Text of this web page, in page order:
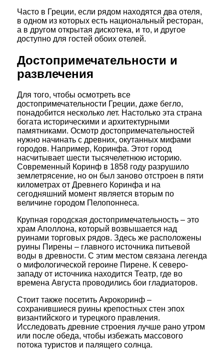
Часто в Греции, если рядом находятся два отеля,
в одном из которых есть национальный ресторан,
а в другом открытая дискотека, и то, и другое
доступно для гостей обоих отелей.
Достопримечательности и
развлечения
Для того, чтобы осмотреть все
достопримечательности Греции, даже бегло,
понадобится несколько лет. Настолько эта страна
богата историческими и архитектурными
памятниками. Осмотр достопримечательностей
нужно начинать с древних, окутанных мифами
городов. Например, Коринфа. Этот город
насчитывает шести тысячелетнюю историю.
Современный Коринф в 1858 году разрушило
землетрясение, но он был заново отстроен в пяти
километрах от Древнего Коринфа и на
сегодняшний момент является вторым по
величине городом Пелопоннеса.
Крупная городская достопримечательность – это
храм Аполлона, который возвышается над
руинами торговых рядов. Здесь же расположены
руины Пирены – главного источника питьевой
воды в древности. С этим местом связана легенда
о мифологической героине Пирене. К северо-
западу от источника находится Театр, где во
времена Августа проводились бои гладиаторов.
Стоит также посетить Акрокоринф –
сохранившиеся руины крепостных стен эпох
византийского и турецкого правления.
Исследовать древние строения лучше рано утром
или после обеда, чтобы избежать массового
потока туристов и палящего солнца.